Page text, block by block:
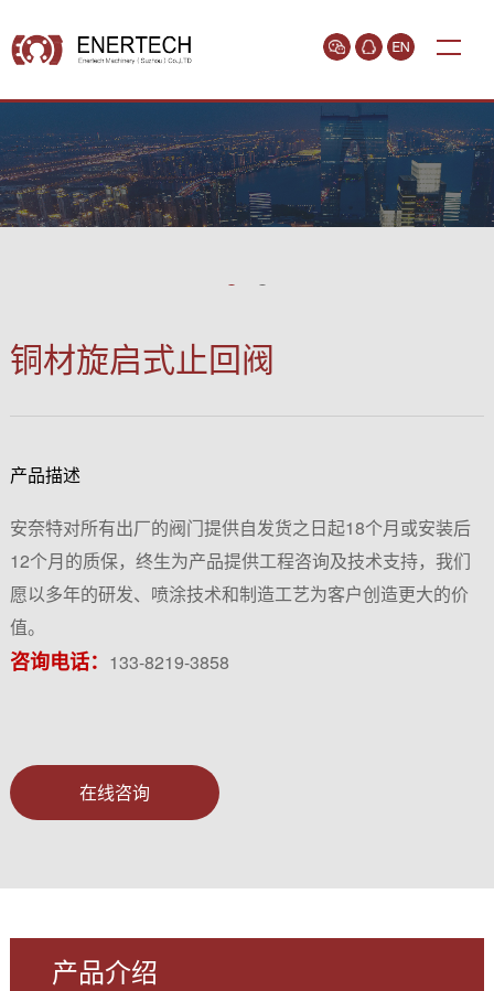
铜材旋启式止回阀
产品描述
安奈特对所有出厂的阀门提供自发货之日起18个月或安装后
12个月的质保，终生为产品提供工程咨询及技术支持，我们
愿以多年的研发、喷涂技术和制造工艺为客户创造更大的价
值。
咨询电话： 133-8219-3858
在线咨询
产品介绍